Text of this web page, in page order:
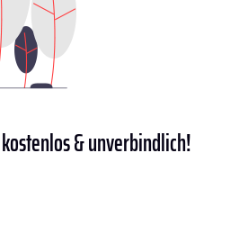
& unverbindlich!